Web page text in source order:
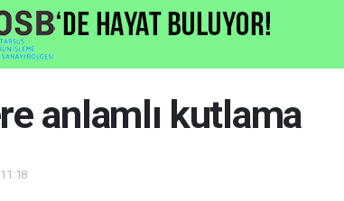
anlamlı kutlama